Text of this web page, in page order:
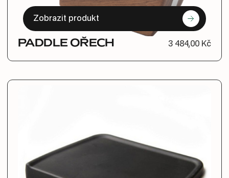
Zobrazit produkt
PADDLE OŘECH 3 484,00 Kč